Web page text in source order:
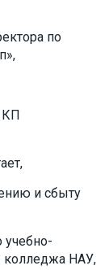
по
КП
и сбыту
колледжа НАУ,